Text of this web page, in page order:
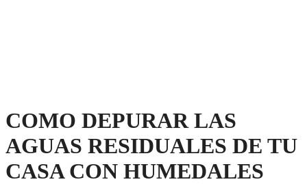
COMO DEPURAR LAS
AGUAS RESIDUALES DE TU
CASA CON HUMEDALES